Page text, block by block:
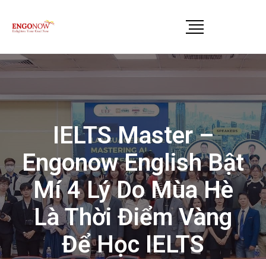
IELTS Master –
Engonow English Bật
Mí 4 Lý Do Mùa Hè
Là Thời Điểm Vàng
Để Học IELTS